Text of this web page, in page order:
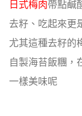
日式梅肉帶點鹹
去籽、吃起來更
尤其這種去籽的
自製海苔飯糰，
一樣美味呢